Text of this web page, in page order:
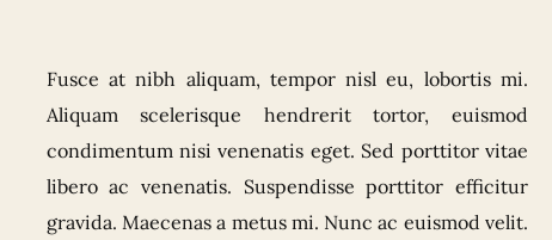
Fusce at nibh aliquam, tempor nisl eu, lobortis mi.
Aliquam scelerisque hendrerit tortor, euismod
condimentum nisi venenatis eget. Sed porttitor vitae
libero ac venenatis. Suspendisse porttitor efficitur
gravida. Maecenas a metus mi. Nunc ac euismod velit.